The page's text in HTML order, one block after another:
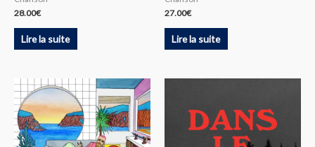
28.00€
Lire la suite
27.00€
Lire la suite